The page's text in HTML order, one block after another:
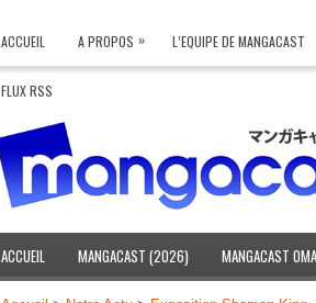
ACCUEIL A PROPOS » L’EQUIPE DE MANGACAST
FLUX RSS
ACCUEIL MANGACAST (2026) MANGACAST